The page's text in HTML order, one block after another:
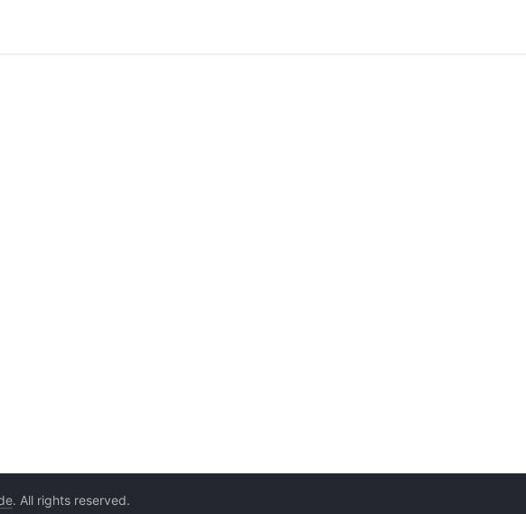
. All rights reserved.